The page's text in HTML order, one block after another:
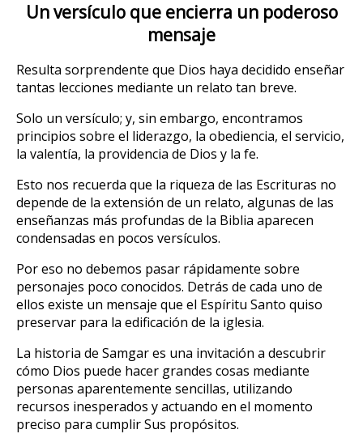
Un versículo que encierra un poderoso
mensaje
Resulta sorprendente que Dios haya decidido enseñar
tantas lecciones mediante un relato tan breve.
Solo un versículo; y, sin embargo, encontramos
principios sobre el liderazgo, la obediencia, el servicio,
la valentía, la providencia de Dios y la fe.
Esto nos recuerda que la riqueza de las Escrituras no
depende de la extensión de un relato, algunas de las
enseñanzas más profundas de la Biblia aparecen
condensadas en pocos versículos.
Por eso no debemos pasar rápidamente sobre
personajes poco conocidos. Detrás de cada uno de
ellos existe un mensaje que el Espíritu Santo quiso
preservar para la edificación de la iglesia.
La historia de Samgar es una invitación a descubrir
cómo Dios puede hacer grandes cosas mediante
personas aparentemente sencillas, utilizando
recursos inesperados y actuando en el momento
preciso para cumplir Sus propósitos.